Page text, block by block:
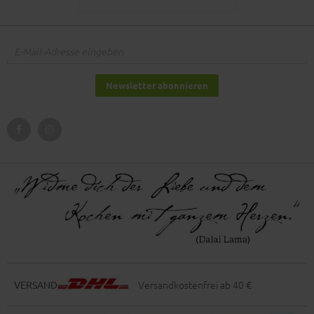
Newsletter abonnieren
VERSAND Versandkostenfrei ab 40 €